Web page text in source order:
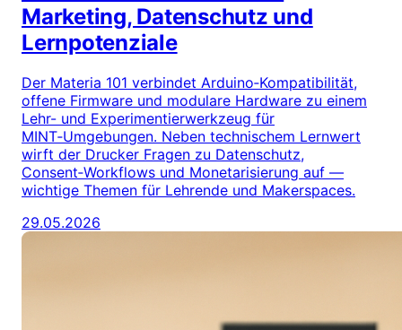
Marketing, Datenschutz und
Lernpotenziale
Der Materia 101 verbindet Arduino‑Kompatibilität,
offene Firmware und modulare Hardware zu einem
Lehr- und Experimentierwerkzeug für
MINT‑Umgebungen. Neben technischem Lernwert
wirft der Drucker Fragen zu Datenschutz,
Consent‑Workflows und Monetarisierung auf —
wichtige Themen für Lehrende und Makerspaces.
29.05.2026